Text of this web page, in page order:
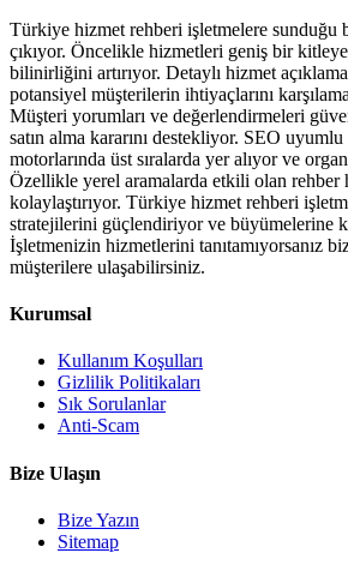
Türkiye hizmet rehberi işletmelere sunduğu
çıkıyor. Öncelikle hizmetleri geniş bir
bilinirliğini artırıyor. Detaylı hizmet
potansiyel müşterilerin ihtiyaçlarını
Müşteri yorumları ve değerlendirmeleri
satın alma kararını destekliyor. SEO uyumlu
motorlarında üst sıralarda yer alıyor ve
Özellikle yerel aramalarda etkili olan rehber
kolaylaştırıyor. Türkiye hizmet rehberi
stratejilerini güçlendiriyor ve büyümelerine
İşletmenizin hizmetlerini tanıtamıyorsanız
müşterilere ulaşabilirsiniz.
Kurumsal
Kullanım Koşulları
Gizlilik Politikaları
Sık Sorulanlar
Anti-Scam
Bize Ulaşın
Bize Yazın
Sitemap